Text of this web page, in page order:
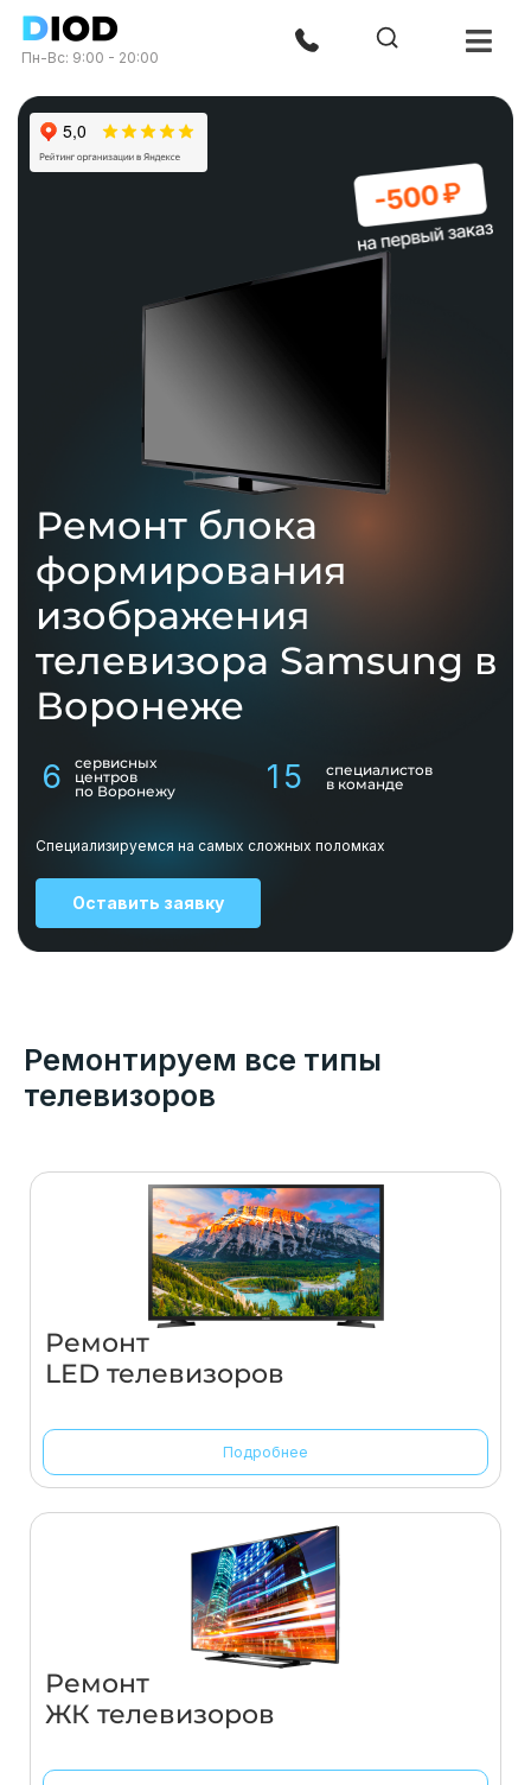
Пн-Вс: 9:00 - 20:00
Ремонт блока
формирования
изображения
телевизора Samsung в
Воронеже
6
сервисных
центров
по Воронежу
15
специалистов
в команде
Специализируемся на самых сложных поломках
Оставить заявку
Ремонтируем все типы
телевизоров
Ремонт
LED телевизоров
Подробнее
Ремонт
ЖК телевизоров